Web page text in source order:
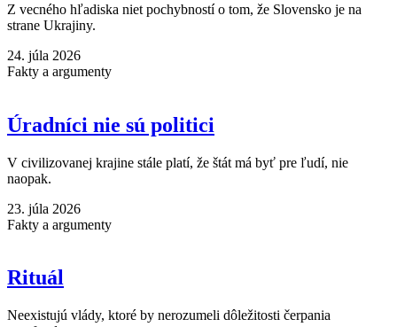
Z vecného hľadiska niet pochybností o tom, že Slovensko je na
strane Ukrajiny.
24. júla 2026
Fakty a argumenty
Úradníci nie sú politici
V civilizovanej krajine stále platí, že štát má byť pre ľudí, nie
naopak.
23. júla 2026
Fakty a argumenty
Rituál
Neexistujú vlády, ktoré by nerozumeli dôležitosti čerpania